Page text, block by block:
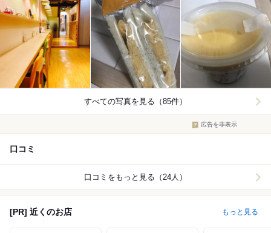
すべての写真を見る（85件）
広告を非表示
口コミ
口コミをもっと見る（24人）
[PR] 近くのお店 もっと見る